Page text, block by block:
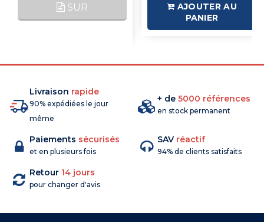
SUR
AJOUTER AU
PANIER
Livraison rapide
90% expédiées le jour
même
+ de 5000 références
en stock permanent
Paiements sécurisés
et en plusieurs fois
SAV réactif
94% de clients satisfaits
Retour 14 jours
pour changer d'avis